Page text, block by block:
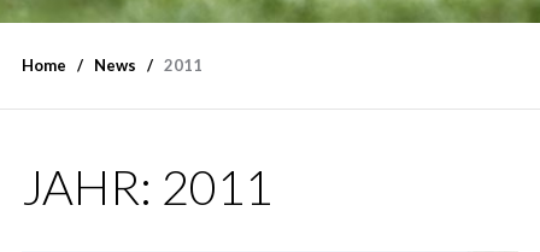
Home News 2011
JAHR: 2011